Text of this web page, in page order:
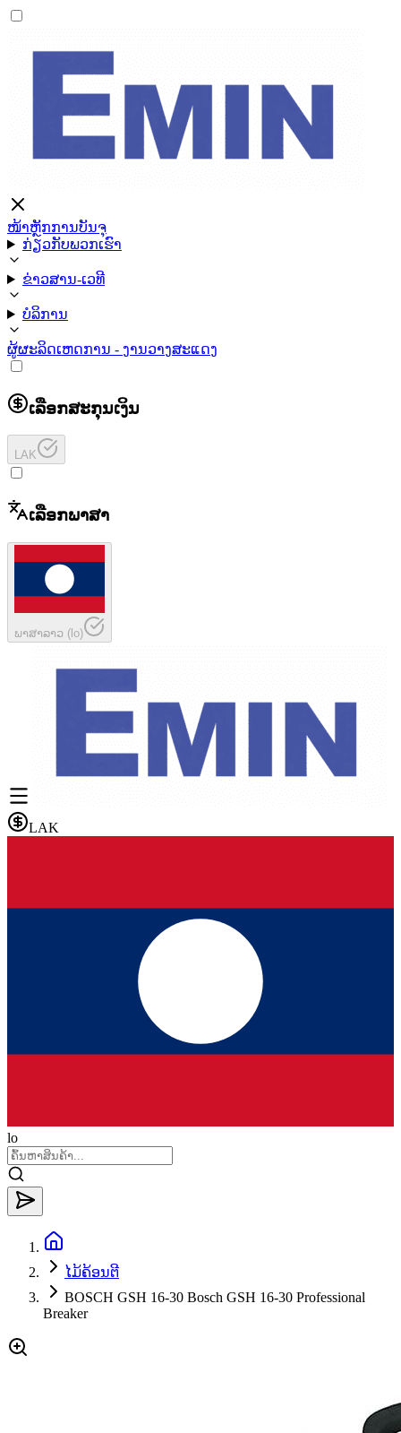
ໜ້າຫຼັກການບັນຈຸ
ກ່ຽວກັບພວກເຮົາ
ຂ່າວສານ-ເວທີ
ບໍລິການ
ຜູ້ຜະລິດເຫດການ - ງານວາງສະແດງ
ເລືອກສະກຸນເງິນ
LAK
ເລືອກພາສາ
ພາສາລາວ (lo)
LAK
lo
ໄມ້ຄ້ອນຕີ
BOSCH GSH 16-30 Bosch GSH 16-30 Professional
Breaker